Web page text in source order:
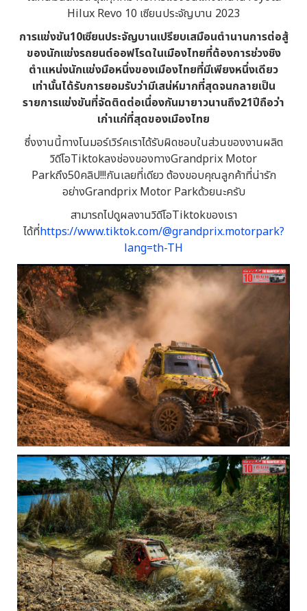
Hilux Revo 10 เซียนประจัญบาน 2023
การแข่งขัน10เซียนประจัญบานเปรียบเสมือนตำนานการต่อสู้
ของนักแข่งรถยนต์ออฟโรดในเมืองไทยที่ต้องการช่วงชิง
ตำแหน่งนักแข่งมือหนึ่งของเมืองไทยที่มีเพียงหนึ่งเดียว
เท่านั้นได้รับการยอมรับว่ามีเสน่ห์มากที่สุดจนกลายเป็น
รายการแข่งขันที่จัดติดต่อเนื่องกันมายาวนานถึง21ปีถือว่า
เก่าแก่ที่สุดของเมืองไทย
ซึ่งงานนี้ทางโนมอร์เวิร์คเราได้รับผิดชอบในส่วนของงานผลิต
วิดีโอTiktokลงช่องของทางGrandprix Motor
Parkถึง50คลิป!!!กันเลยที่เดียว ต้องขอบคุณลูกค้าที่น่ารัก
อย่างGrandprix Motor Parkด้วยนะครับ
สามารถไปดูผลงานวิดีโอTiktokของเรา
ได้ที่https://www.tiktok.com/@grandprix.motorpark?
lang=th-TH